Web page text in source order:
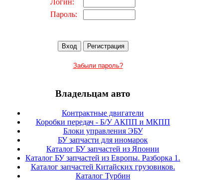
Логин:
Пароль:
Забыли пароль?
Владельцам авто
Контрактные двигатели
Коробки передач - Б/У АКПП и МКПП
Блоки управления ЭБУ
БУ запчасти для иномарок
Каталог БУ запчастей из Японии
Каталог БУ запчастей из Европы. Разборка 1.
Каталог запчастей Китайских грузовиков.
Каталог Турбин